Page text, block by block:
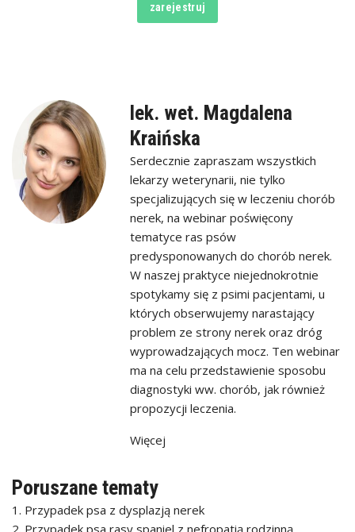
zarejestruj
lek. wet. Magdalena
Kraińska
Serdecznie zapraszam wszystkich
lekarzy weterynarii, nie tylko
specjalizujących się w leczeniu chorób
nerek, na webinar poświęcony
tematyce ras psów
predysponowanych do chorób nerek.
W naszej praktyce niejednokrotnie
spotykamy się z psimi pacjentami, u
których obserwujemy narastający
problem ze strony nerek oraz dróg
wyprowadzających mocz. Ten webinar
ma na celu przedstawienie sposobu
diagnostyki ww. chorób, jak również
propozycji leczenia.
Więcej
Poruszane tematy
1. Przypadek psa z dysplazją nerek
2. Przypadek psa rasy spaniel z nefropatią rodzinną